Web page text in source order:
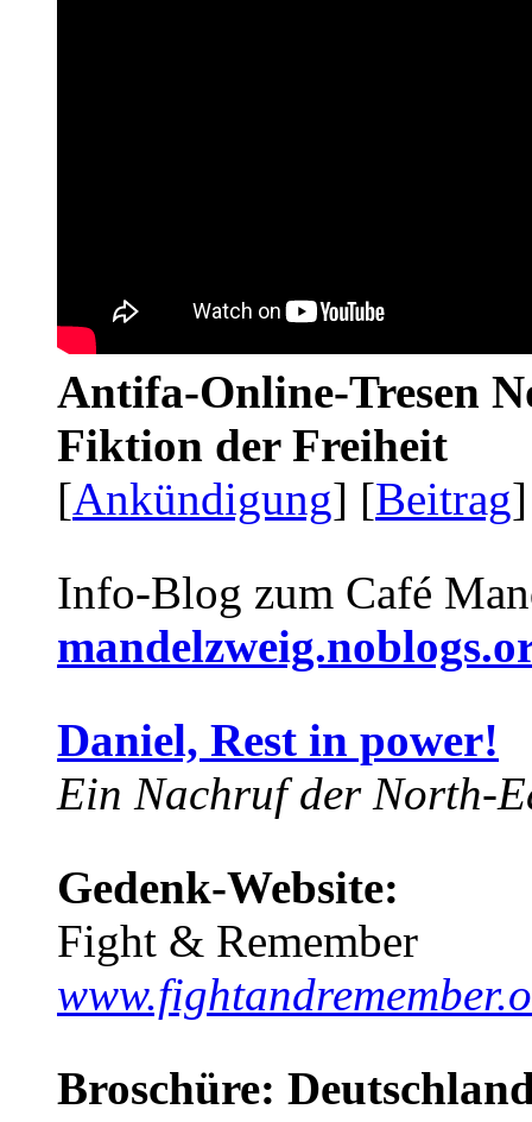
Antifa-Online-Tresen
Fiktion der Freiheit
[Ankündigung] [Beitrag
Info-Blog zum Café
Daniel, Rest in power!
Ein Nachruf der North-
Gedenk-Website:
Fight & Remember
Broschüre: